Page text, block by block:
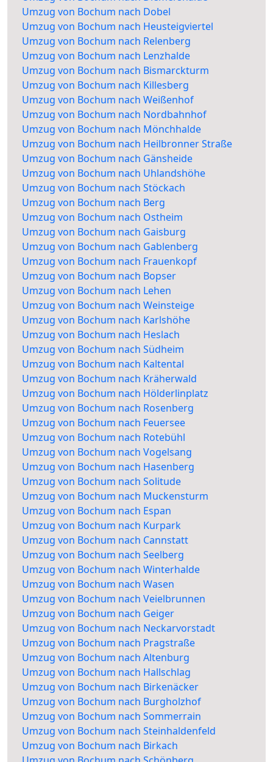
Umzug von Bochum nach Dobel
Umzug von Bochum nach Heusteigviertel
Umzug von Bochum nach Relenberg
Umzug von Bochum nach Lenzhalde
Umzug von Bochum nach Bismarckturm
Umzug von Bochum nach Killesberg
Umzug von Bochum nach Weißenhof
Umzug von Bochum nach Nordbahnhof
Umzug von Bochum nach Mönchhalde
Umzug von Bochum nach Heilbronner Straße
Umzug von Bochum nach Gänsheide
Umzug von Bochum nach Uhlandshöhe
Umzug von Bochum nach Stöckach
Umzug von Bochum nach Berg
Umzug von Bochum nach Ostheim
Umzug von Bochum nach Gaisburg
Umzug von Bochum nach Gablenberg
Umzug von Bochum nach Frauenkopf
Umzug von Bochum nach Bopser
Umzug von Bochum nach Lehen
Umzug von Bochum nach Weinsteige
Umzug von Bochum nach Karlshöhe
Umzug von Bochum nach Heslach
Umzug von Bochum nach Südheim
Umzug von Bochum nach Kaltental
Umzug von Bochum nach Kräherwald
Umzug von Bochum nach Hölderlinplatz
Umzug von Bochum nach Rosenberg
Umzug von Bochum nach Feuersee
Umzug von Bochum nach Rotebühl
Umzug von Bochum nach Vogelsang
Umzug von Bochum nach Hasenberg
Umzug von Bochum nach Solitude
Umzug von Bochum nach Muckensturm
Umzug von Bochum nach Espan
Umzug von Bochum nach Kurpark
Umzug von Bochum nach Cannstatt
Umzug von Bochum nach Seelberg
Umzug von Bochum nach Winterhalde
Umzug von Bochum nach Wasen
Umzug von Bochum nach Veielbrunnen
Umzug von Bochum nach Geiger
Umzug von Bochum nach Neckarvorstadt
Umzug von Bochum nach Pragstraße
Umzug von Bochum nach Altenburg
Umzug von Bochum nach Hallschlag
Umzug von Bochum nach Birkenäcker
Umzug von Bochum nach Burgholzhof
Umzug von Bochum nach Sommerrain
Umzug von Bochum nach Steinhaldenfeld
Umzug von Bochum nach Birkach